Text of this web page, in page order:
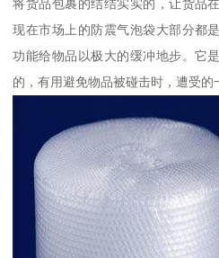
将货品包裹的结结实实的，让货品
现在市场上的防震气泡袋大部分都
功能给物品以极大的缓冲地步。它
的，有用避免物品被碰击时，遭受的